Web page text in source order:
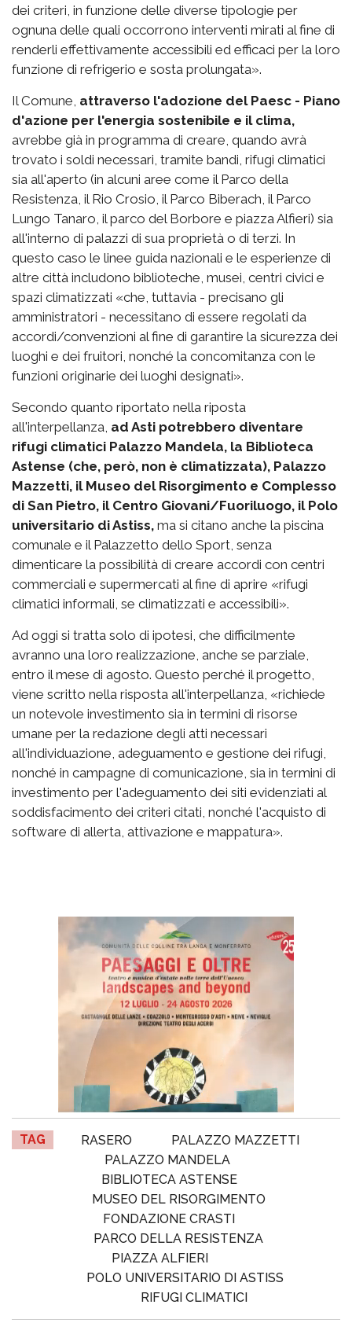
dei criteri, in funzione delle diverse tipologie per
ognuna delle quali occorrono interventi mirati al fine di
renderli effettivamente accessibili ed efficaci per la loro
funzione di refrigerio e sosta prolungata».
Il Comune, attraverso l'adozione del Paesc - Piano
d'azione per l'energia sostenibile e il clima,
avrebbe già in programma di creare, quando avrà
trovato i soldi necessari, tramite bandi, rifugi climatici
sia all'aperto (in alcuni aree come il Parco della
Resistenza, il Rio Crosio, il Parco Biberach, il Parco
Lungo Tanaro, il parco del Borbore e piazza Alfieri) sia
all'interno di palazzi di sua proprietà o di terzi. In
questo caso le linee guida nazionali e le esperienze di
altre città includono biblioteche, musei, centri civici e
spazi climatizzati «che, tuttavia - precisano gli
amministratori - necessitano di essere regolati da
accordi/convenzioni al fine di garantire la sicurezza dei
luoghi e dei fruitori, nonché la concomitanza con le
funzioni originarie dei luoghi designati».
Secondo quanto riportato nella riposta
all'interpellanza, ad Asti potrebbero diventare
rifugi climatici Palazzo Mandela, la Biblioteca
Astense (che, però, non è climatizzata), Palazzo
Mazzetti, il Museo del Risorgimento e Complesso
di San Pietro, il Centro Giovani/Fuoriluogo, il Polo
universitario di Astiss, ma si citano anche la piscina
comunale e il Palazzetto dello Sport, senza
dimenticare la possibilità di creare accordi con centri
commerciali e supermercati al fine di aprire «rifugi
climatici informali, se climatizzati e accessibili».
Ad oggi si tratta solo di ipotesi, che difficilmente
avranno una loro realizzazione, anche se parziale,
entro il mese di agosto. Questo perché il progetto,
viene scritto nella risposta all'interpellanza, «richiede
un notevole investimento sia in termini di risorse
umane per la redazione degli atti necessari
all'individuazione, adeguamento e gestione dei rifugi,
nonché in campagne di comunicazione, sia in termini di
investimento per l'adeguamento dei siti evidenziati al
soddisfacimento dei criteri citati, nonché l'acquisto di
software di allerta, attivazione e mappatura».
TAG RASERO
PALAZZO MAZZETTI
PALAZZO MANDELA
BIBLIOTECA ASTENSE
MUSEO DEL RISORGIMENTO
FONDAZIONE CRASTI
PARCO DELLA RESISTENZA
PIAZZA ALFIERI
POLO UNIVERSITARIO DI ASTISS
RIFUGI CLIMATICI